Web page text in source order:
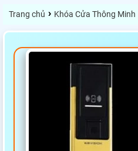
Trang chủ › Khóa Cửa Thông Minh